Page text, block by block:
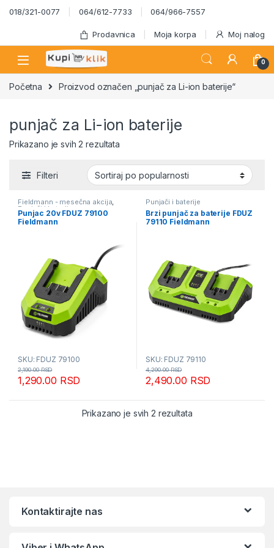
Skip to navigation
Skip to content
018/321-0077 064/612-7733 064/966-7557
Prodavnica Moja korpa Moj nalog
0
Početna Proizvod označen „punjač za Li-ion baterije“
punjač za Li-ion baterije
Prikazano je svih 2 rezultataSortirano po popularnosti
Filteri
Fieldmann - mesečna akcija,
Punjači i baterije
Punjac 20v FDUZ 79100
Fieldmann
SKU: FDUZ 79100
1,290.00 RSD
2,190.00RSD
Punjači i baterije
Brzi punjač za baterije FDUZ
79110 Fieldmann
SKU: FDUZ 79110
2,490.00 RSD
4,290.00RSD
Prikazano je svih 2 rezultataSortirano po
Kontaktirajte nas